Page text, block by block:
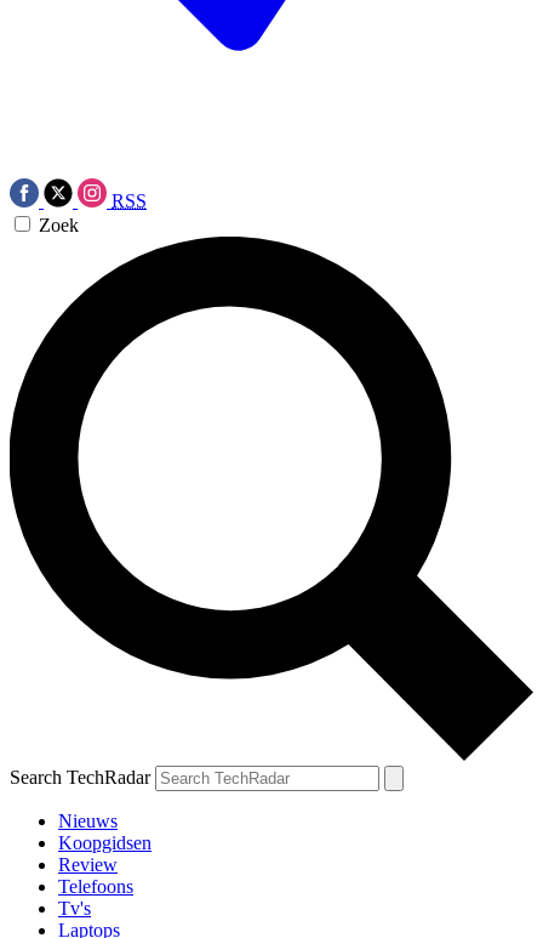
RSS
Zoek
Search TechRadar
Nieuws
Koopgidsen
Review
Telefoons
Tv's
Laptops